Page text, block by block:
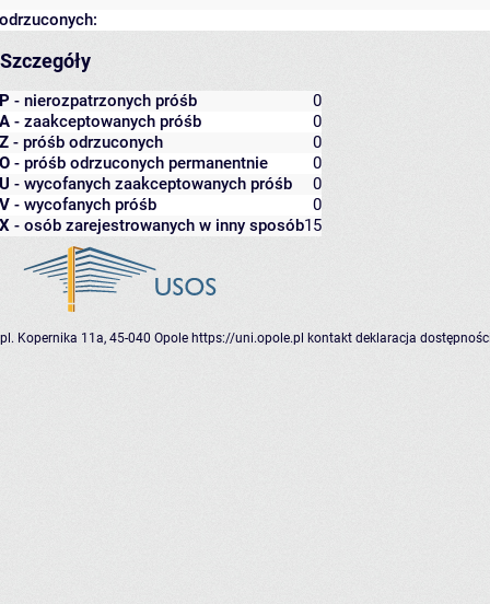
odrzuconych:
Szczegóły
P - nierozpatrzonych próśb
0
A - zaakceptowanych próśb
0
Z - próśb odrzuconych
0
O - próśb odrzuconych permanentnie
0
U - wycofanych zaakceptowanych próśb
0
V - wycofanych próśb
0
X - osób zarejestrowanych w inny sposób15
pl. Kopernika 11a, 45-040 Opole https://uni.opole.pl kontakt deklaracja